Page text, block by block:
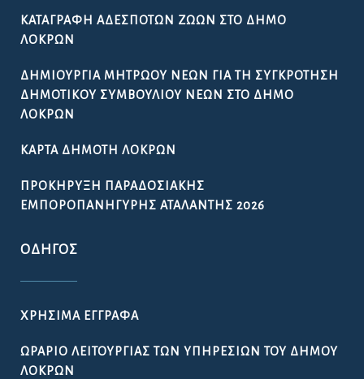
ΚΑΤΑΓΡΑΦΉ ΑΔΈΣΠΟΤΩΝ ΖΏΩΝ ΣΤΟ ΔΉΜΟ
ΛΟΚΡΏΝ
ΔΗΜΙΟΥΡΓΊΑ ΜΗΤΡΏΟΥ ΝΈΩΝ ΓΙΑ ΤΗ ΣΥΓΚΡΌΤΗΣΗ
ΔΗΜΟΤΙΚΟΎ ΣΥΜΒΟΥΛΊΟΥ ΝΈΩΝ ΣΤΟ ΔΉΜΟ
ΛΟΚΡΏΝ
ΚΆΡΤΑ ΔΗΜΌΤΗ ΛΟΚΡΏΝ
ΠΡΟΚΉΡΥΞΗ ΠΑΡΑΔΟΣΙΑΚΉΣ
ΕΜΠΟΡΟΠΑΝΉΓΥΡΗΣ ΑΤΑΛΆΝΤΗΣ 2026
ΟΔΗΓΌΣ
ΧΡΉΣΙΜΑ ΈΓΓΡΑΦΑ
ΩΡΆΡΙΟ ΛΕΙΤΟΥΡΓΊΑΣ ΤΩΝ ΥΠΗΡΕΣΙΏΝ ΤΟΥ ΔΉΜΟΥ
ΛΟΚΡΏΝ